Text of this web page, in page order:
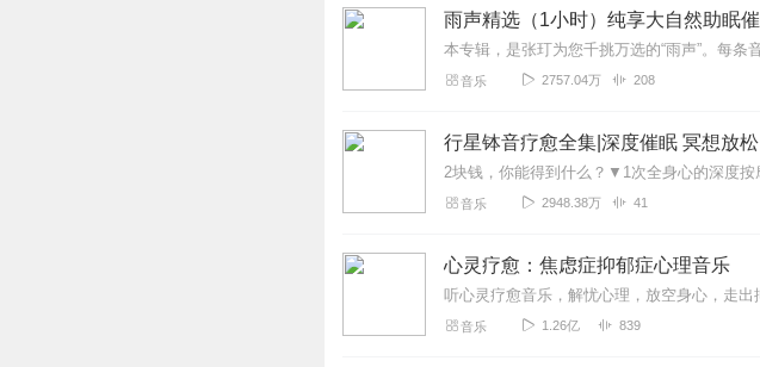
耳，字字生动，句句走心，歌声纯洁，令人感动，非常
信念！是一首难得的精品佳作，对于宣示中国南海主权
雨声精选（1小时）纯享大自然助眠
音乐 2757.04万 208
行星钵音疗愈全集|深度催眠 冥想放
音乐 2948.38万 41
心灵疗愈：焦虑症抑郁症心理音乐
音乐 1.26亿 839